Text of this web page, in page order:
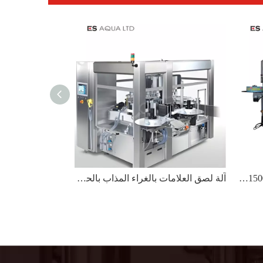
آلة لصق العلامات بالغراء المذاب بالحرارة ذات 24 رأسًا بقدرة 24000BPH 12 رأس 15000BPH Opp Label Label آلة لصق الغراء المصهور على الساخن